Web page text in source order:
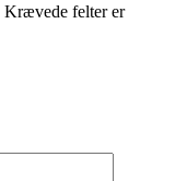
Krævede felter er